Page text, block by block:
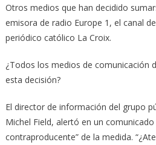
Otros medios que han decidido
emisora de radio Europe 1, el canal
periódico católico La Croix.
¿Todos los medios de comunicación
esta decisión?
El director de información del grupo
Michel Field, alertó en un comunicado
contraproducente” de la medida.